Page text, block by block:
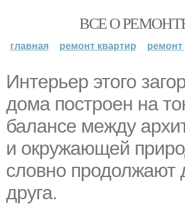
ВСЕ О
главная ремонт квартир
Интерьер этого
дома построен на
балансе между
и окружающей
словно продолжают
друга.